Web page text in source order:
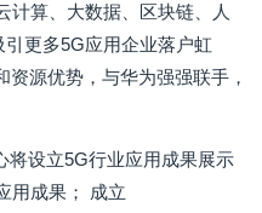
计算、大数据、区块链、人
更多5G应用企业落户虹
源优势，与华为强强联手，
将设立5G行业应用成果展示
用成果； 成立